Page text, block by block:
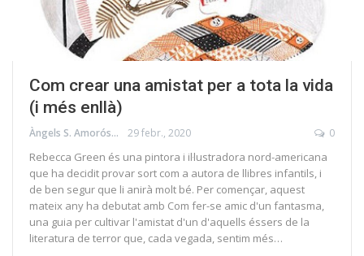
Com crear una amistat per a tota la vida
(i més enllà)
Àngels S. Amorós 29 febr., 2020 0
Rebecca Green és una pintora i il·lustradora nord-americana
que ha decidit provar sort com a autora de llibres infantils, i
de ben segur que li anirà molt bé. Per començar, aquest
mateix any ha debutat amb Com fer-se amic d'un fantasma,
una guia per cultivar l'amistat d'un d'aquells éssers de la
literatura de terror que, cada vegada, sentim més…